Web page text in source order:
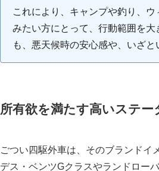
これにより、キャンプや釣り、
みたい方にとって、行動範囲を
も、悪天候時の安心感や、いざ
所有欲を満たす高いステー
ごつい四駆外車は、そのブランドイ
デス・ベンツGクラスやランドロー